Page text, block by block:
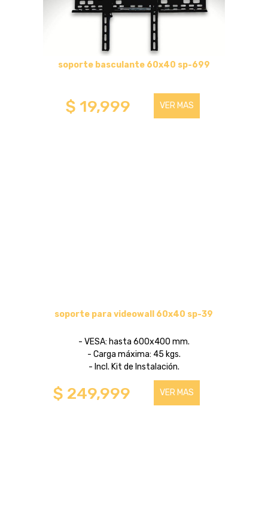
soporte basculante 60x40 sp-699
$ 19,999 VER MAS
soporte para videowall 60x40 sp-39
- VESA: hasta 600x400 mm.
- Carga máxima: 45 kgs.
- Incl. Kit de Instalación.
$ 249,999 VER MAS